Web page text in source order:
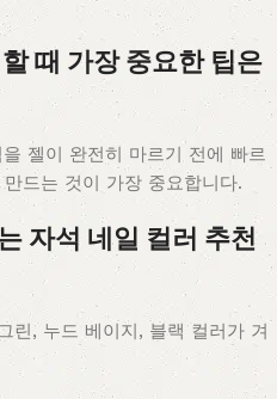
때 가장 중요한 팁은
젤이 완전히 마르기 전에 빠르
드는 것이 가장 중요합니다.
자석 네일 컬러 추천
린, 누드 베이지, 블랙 컬러가 겨